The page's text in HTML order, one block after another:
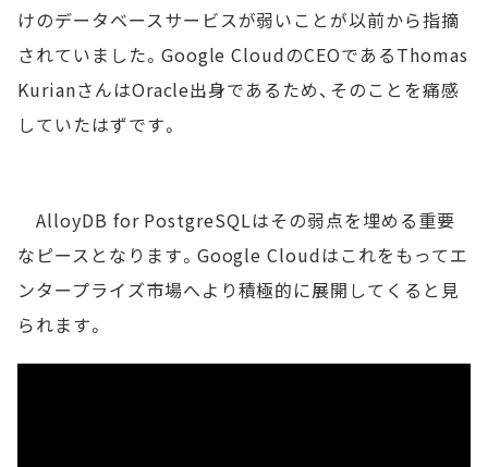
けのデータベースサービスが弱いことが以前から指摘
されていました。Google CloudのCEOであるThomas
KurianさんはOracle出身であるため、そのことを痛感
していたはずです。
AlloyDB for PostgreSQLはその弱点を埋める重要
なピースとなります。Google Cloudはこれをもってエ
ンタープライズ市場へより積極的に展開してくると見
られます。